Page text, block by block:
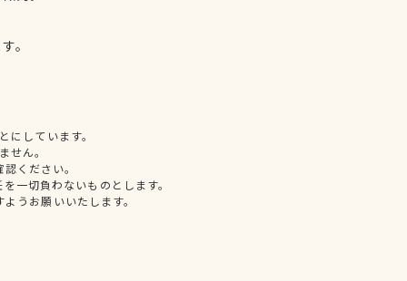
。
しています。
せん。
ください。
一切負わないものとします。
うお願いいたします。